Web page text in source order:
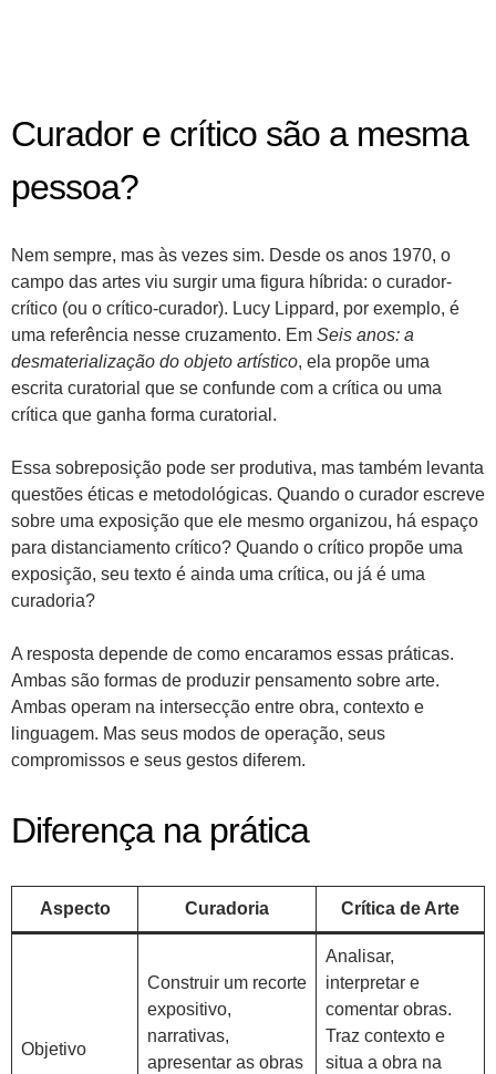
Curador e crítico são a mesma
pessoa?
Nem sempre, mas às vezes sim. Desde os anos 1970, o
campo das artes viu surgir uma figura híbrida: o curador-
crítico (ou o crítico-curador). Lucy Lippard, por exemplo, é
uma referência nesse cruzamento. Em Seis anos: a
desmaterialização do objeto artístico, ela propõe uma
escrita curatorial que se confunde com a crítica ou uma
crítica que ganha forma curatorial.
Essa sobreposição pode ser produtiva, mas também levanta
questões éticas e metodológicas. Quando o curador escreve
sobre uma exposição que ele mesmo organizou, há espaço
para distanciamento crítico? Quando o crítico propõe uma
exposição, seu texto é ainda uma crítica, ou já é uma
curadoria?
A resposta depende de como encaramos essas práticas.
Ambas são formas de produzir pensamento sobre arte.
Ambas operam na intersecção entre obra, contexto e
linguagem. Mas seus modos de operação, seus
compromissos e seus gestos diferem.
Diferença na prática
Aspecto Curadoria Crítica de Arte
Objetivo
Construir um recorte
expositivo,
narrativas,
apresentar as obras
Analisar,
interpretar e
comentar obras.
Traz contexto e
situa a obra na